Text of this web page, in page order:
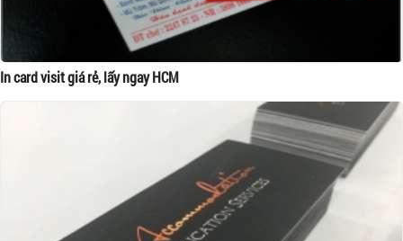
In card visit giá rẻ, lấy ngay HCM